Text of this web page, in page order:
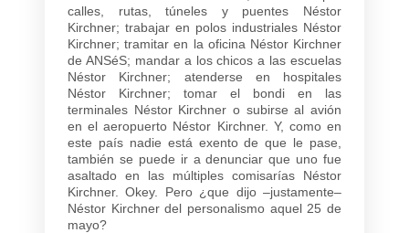
calles, rutas, túneles y puentes Néstor
Kirchner; trabajar en polos industriales Néstor
Kirchner; tramitar en la oficina Néstor Kirchner
de ANSéS; mandar a los chicos a las escuelas
Néstor Kirchner; atenderse en hospitales
Néstor Kirchner; tomar el bondi en las
terminales Néstor Kirchner o subirse al avión
en el aeropuerto Néstor Kirchner. Y, como en
este país nadie está exento de que le pase,
también se puede ir a denunciar que uno fue
asaltado en las múltiples comisarías Néstor
Kirchner. Okey. Pero ¿que dijo –justamente–
Néstor Kirchner del personalismo aquel 25 de
mayo?